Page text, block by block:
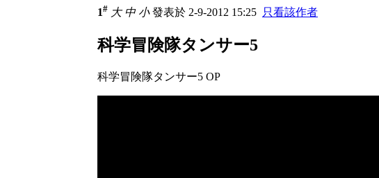
1# 大 中 小發表於 2-9-2012 15:25 只看該作者
科学冒険隊タンサー5
科学冒険隊タンサー5 OP